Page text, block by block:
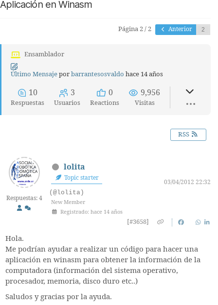
Aplicación en Winasm
Página 2 / 2 Anterior
Ensamblador
Último Mensajeporbarrantesosvaldo hace 14 años
10
Respuestas
3
Usuarios
0
Reactions
9,956
Visitas
RSS
Respuestas: 4
lolita
Topic starter
03/04/2012 22:32
(@lolita)
New Member
Registrado: hace 14 años
[#3658]
Hola.
Me podrían ayudar a realizar un código para hacer una
aplicación en winasm para obtener la información de la
computadora (información del sistema operativo,
procesador, memoria, disco duro etc..)
Saludos y gracias por la ayuda.